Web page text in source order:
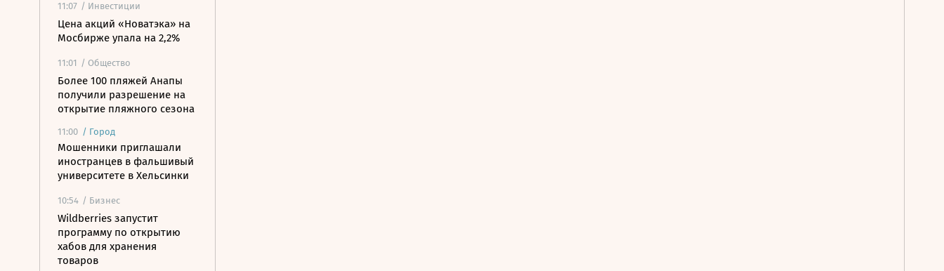
11:07 / Инвестиции
Цена акций «Новатэка» на
Мосбирже упала на 2,2%
11:01 / Общество
Более 100 пляжей Анапы
получили разрешение на
открытие пляжного сезона
11:00 / Город
Мошенники приглашали
иностранцев в фальшивый
университете в Хельсинки
10:54 / Бизнес
Wildberries запустит
программу по открытию
хабов для хранения
товаров